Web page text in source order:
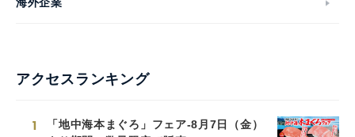
海外企業
アクセスランキング
1
「地中海本まぐろ」フェア-8月7日（金）